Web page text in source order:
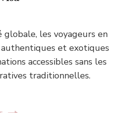
globale, les voyageurs en
authentiques et exotiques
accessibles sans les
traditionnelles.